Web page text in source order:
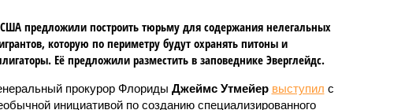
предложили построить тюрьму для содержания нелегальных
которую по периметру будут охранять питоны и
Её предложили разместить в заповеднике Эверглейдс.
прокурор Флориды Джеймс Утмейер выступил с
инициативой по созданию специализированного